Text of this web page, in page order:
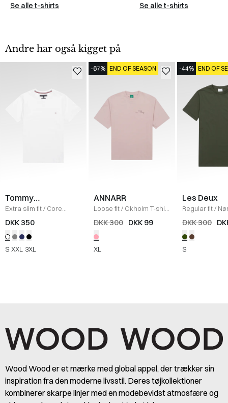
Se alle t-shirts Se alle t-shirts
Andre har også kigget på
Tommy
Hilfiger
Extra slim fit/ Core
Strech Slim T-shirt
DKK 350
S XXL 3XL
-67% END OF SEASON
ANNARR
Loose fit/ Okholm T-shirt
/LYSERØD
DKK 300 DKK 99
XL
-44% END OF
Les Deux
Regular fit/
T-shirt /
DKK 300
S
Wood Wood er et mærke med global appel, der trækker sin
inspiration fra den moderne livsstil. Deres tøjkollektioner
kombinerer skarpe linjer med en modebevidst atmosfære og